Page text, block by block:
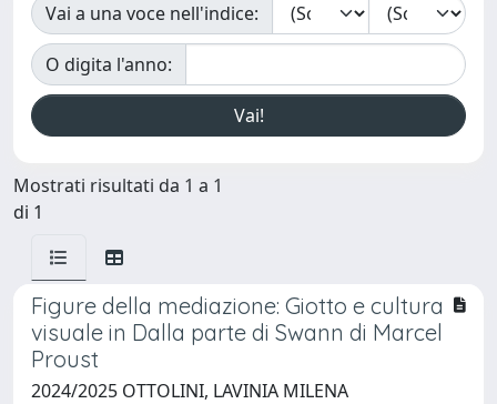
Vai a una voce nell'indice:
O digita l'anno:
Mostrati risultati da 1 a 1
di 1
Figure della mediazione: Giotto e cultura
visuale in Dalla parte di Swann di Marcel
Proust
2024/2025 OTTOLINI, LAVINIA MILENA